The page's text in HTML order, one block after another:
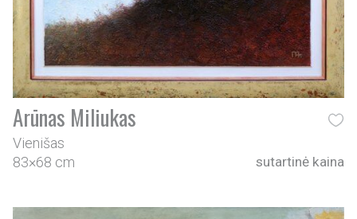
Arūnas Miliukas
Vienišas
83×68 cm
sutartinė kaina